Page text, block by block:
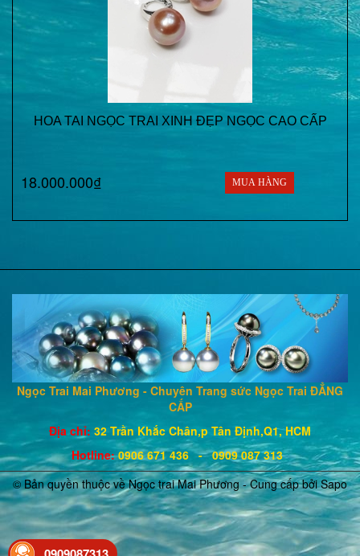
HOA TAI NGỌC TRAI XINH ĐẸP NGỌC CAO CẤP
18.000.000₫ MUA HÀNG
Ngọc Trai Mai Phương - Chuyên Trang sức Ngọc Trai ĐẲNG
CẤP
Địa chỉ: 32 Trần Khắc Chân,p Tân Định,Q1, HCM
Hotline: 0906 671436- 0909 087 313
© Bản quyền thuộc về Ngọc trai Mai Phương - Cung cấp bởiSapo